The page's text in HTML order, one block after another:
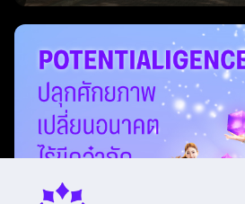
อยู่ในเทรนด์ธุรกิจที่ไม่เคยตกเทรน
เน้นการลงมือทำ สร้างพัฒนาผลิต
ไม่ต้องจบวิทย์ก็เรียนได้"
6 จบไปทำงานอะไร "- ทำงานในค
วัย (Medical Aesthetic & Anti-
ทำงานใน Wellness Center เช่น
Advisor, Supervisor, Manager,